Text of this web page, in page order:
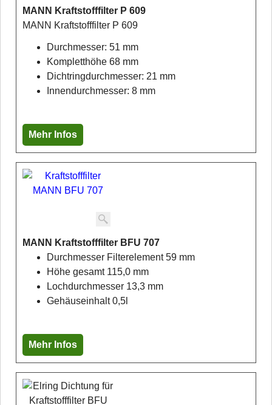
MANN Kraftstofffilter P 609
MANN Kraftstofffilter P 609
Durchmesser: 51 mm
Kompletthöhe 68 mm
Dichtringdurchmesser: 21 mm
Innendurchmesser: 8 mm
Mehr Infos
MANN Kraftstofffilter BFU 707
Durchmesser Filterelement 59 mm
Höhe gesamt 115,0 mm
Lochdurchmesser 13,3 mm
Gehäuseinhalt 0,5l
Mehr Infos